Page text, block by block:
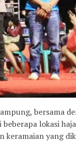
bersama
lokasi
keramaian yang